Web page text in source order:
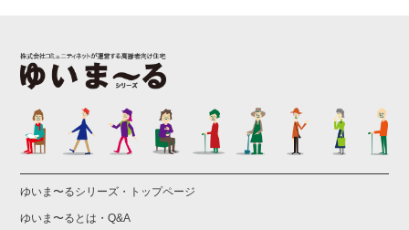
ゆいま〜るシリーズ・トップページ
ゆいま〜るとは・Q&A